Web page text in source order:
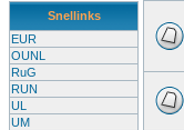
Snellinks
EUR
OUNL
RuG
RUN
UL
UM